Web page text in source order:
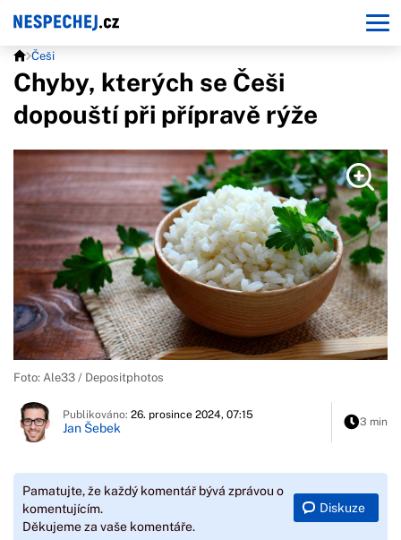
Češi
Chyby, kterých se Češi
dopouští při přípravě rýže
Foto: Ale33 / Depositphotos
Publikováno: 26. prosince 2024, 07:15
Jan Šebek 3 min
Pamatujte, že každý komentář bývá zprávou o
komentujícím.
Děkujeme za vaše komentáře.
Diskuze